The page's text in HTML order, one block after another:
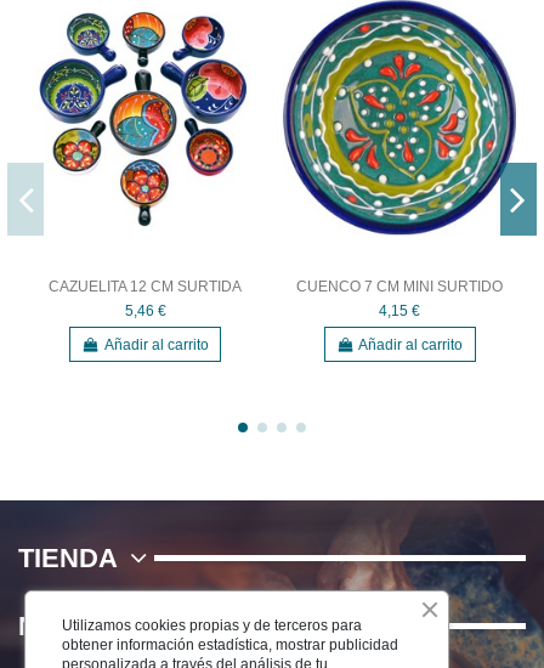
CAZUELITA 12 CM SURTIDA
5,46 €
Añadir al carrito
CUENCO 7 CM MINI SURTIDO
4,15 €
Añadir al carrito
TIENDA
NOSOTROS
Utilizamos cookies propias y de terceros para
obtener información estadística, mostrar publicidad
personalizada a través del análisis de tu